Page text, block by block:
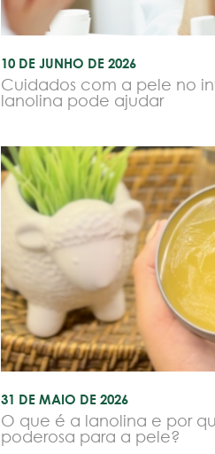
10 DE JUNHO DE 2026
Cuidados com a pele no
lanolina pode ajudar
31 DE MAIO DE 2026
O que é a lanolina e por
poderosa para a pele?